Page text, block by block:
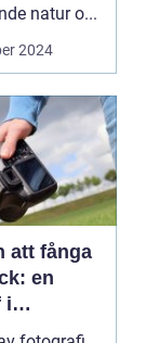
natur o...
2024
att fånga
en
i